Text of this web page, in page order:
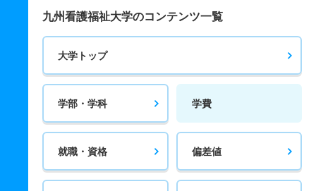
九州看護福祉大学のコンテンツ一覧
大学トップ
学部・学科 学費
就職・資格 偏差値